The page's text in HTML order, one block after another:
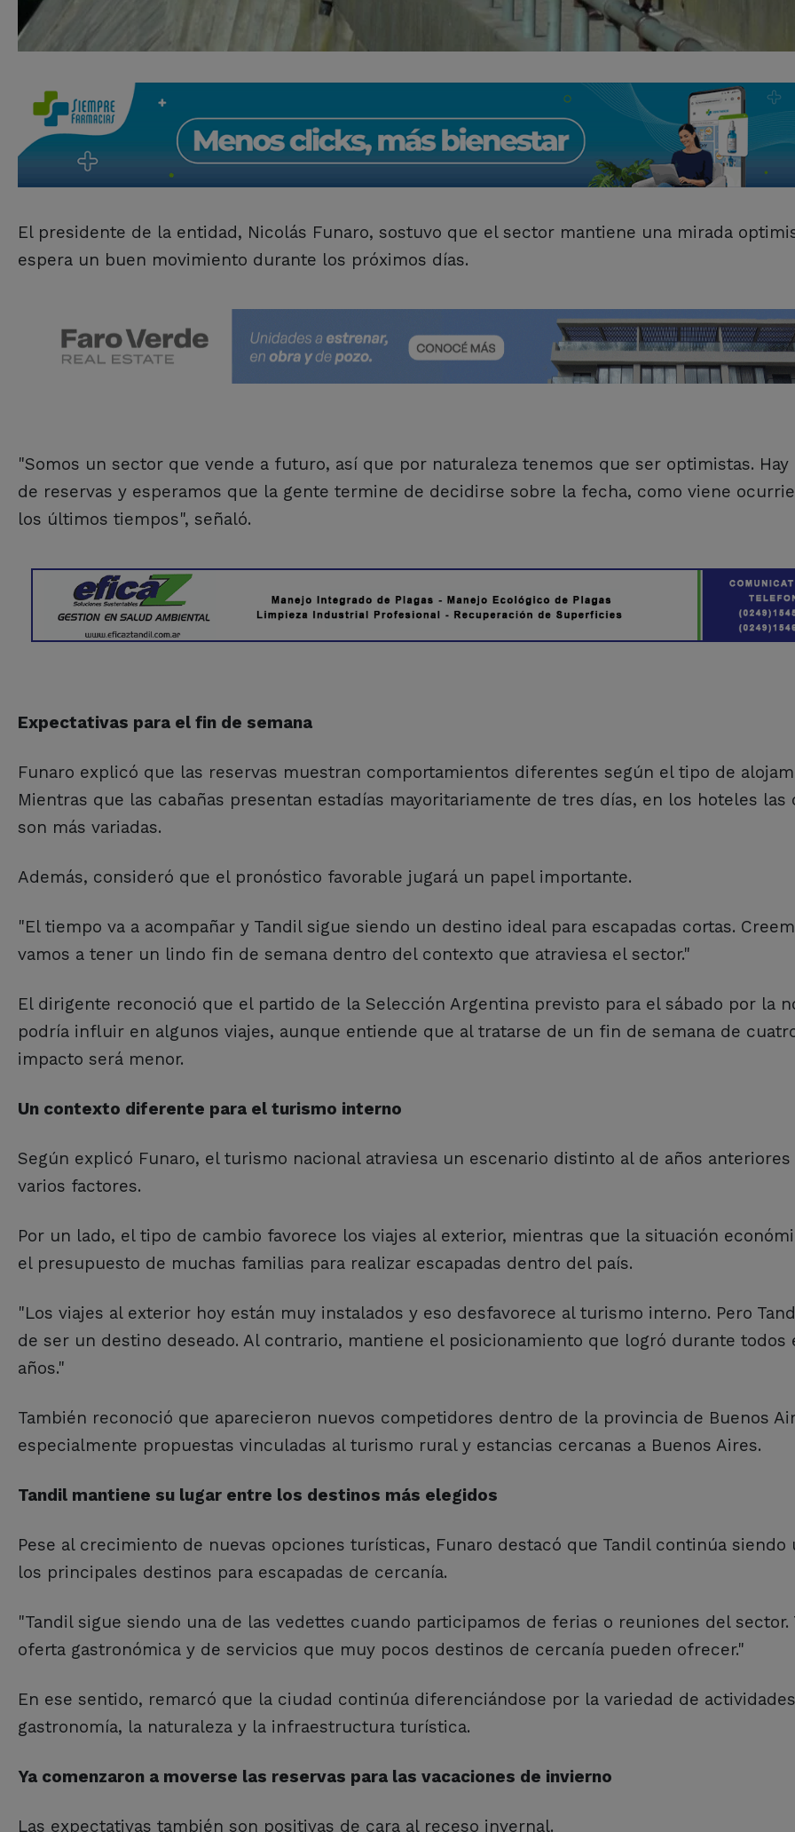
El presidente de la entidad, Nicolás Funaro, sostuvo que el sector mantiene una mirada
espera un buen movimiento durante los próximos días.
"Somos un sector que vende a futuro, así que por naturaleza tenemos que ser optimistas. Hay
de reservas y esperamos que la gente termine de decidirse sobre la fecha, como viene
los últimos tiempos", señaló.
Expectativas para el fin de semana
Funaro explicó que las reservas muestran comportamientos diferentes según el tipo de
Mientras que las cabañas presentan estadías mayoritariamente de tres días, en los hoteles las
son más variadas.
Además, consideró que el pronóstico favorable jugará un papel importante.
"El tiempo va a acompañar y Tandil sigue siendo un destino ideal para escapadas cortas.
vamos a tener un lindo fin de semana dentro del contexto que atraviesa el sector."
El dirigente reconoció que el partido de la Selección Argentina previsto para el sábado por la
podría influir en algunos viajes, aunque entiende que al tratarse de un fin de semana de
impacto será menor.
Un contexto diferente para el turismo interno
Según explicó Funaro, el turismo nacional atraviesa un escenario distinto al de años
varios factores.
Por un lado, el tipo de cambio favorece los viajes al exterior, mientras que la situación
el presupuesto de muchas familias para realizar escapadas dentro del país.
"Los viajes al exterior hoy están muy instalados y eso desfavorece al turismo interno. Pero
de ser un destino deseado. Al contrario, mantiene el posicionamiento que logró durante todos
años."
También reconoció que aparecieron nuevos competidores dentro de la provincia de Buenos
especialmente propuestas vinculadas al turismo rural y estancias cercanas a Buenos Aires.
Tandil mantiene su lugar entre los destinos más elegidos
Pese al crecimiento de nuevas opciones turísticas, Funaro destacó que Tandil continúa siendo
los principales destinos para escapadas de cercanía.
"Tandil sigue siendo una de las vedettes cuando participamos de ferias o reuniones del sector.
oferta gastronómica y de servicios que muy pocos destinos de cercanía pueden ofrecer."
En ese sentido, remarcó que la ciudad continúa diferenciándose por la variedad de
gastronomía, la naturaleza y la infraestructura turística.
Ya comenzaron a moverse las reservas para las vacaciones de invierno
Las expectativas también son positivas de cara al receso invernal.